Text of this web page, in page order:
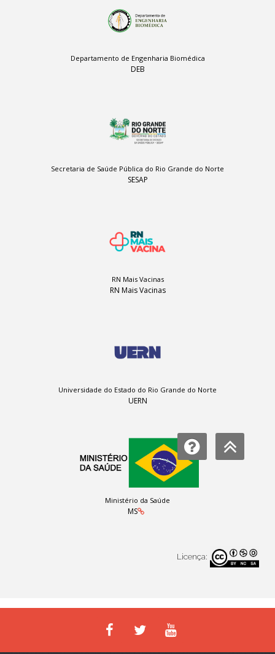
Departamento de Engenharia Biomédica
DEB
Secretaria de Saúde Pública do Rio Grande do Norte
SESAP
RN Mais Vacinas
RN Mais Vacinas
Universidade do Estado do Rio Grande do Norte
UERN
Ministério da Saúde
MS
Licença: